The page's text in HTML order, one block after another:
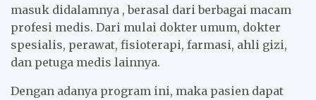
masuk didalamnya , berasal dari berbagai macam
profesi medis. Dari mulai dokter umum, dokter
spesialis, perawat, fisioterapi, farmasi, ahli gizi,
dan petuga medis lainnya.
Dengan adanya program ini, maka pasien dapat